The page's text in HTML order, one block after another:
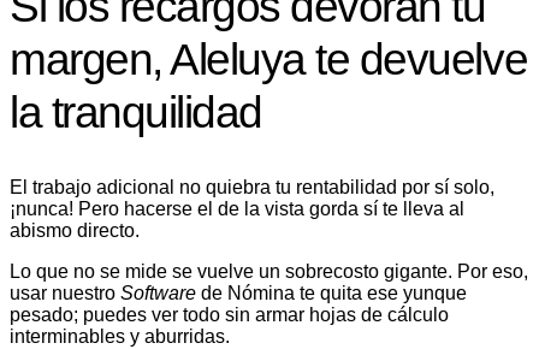
margen, Aleluya te devuelve
la tranquilidad
El trabajo adicional no quiebra tu rentabilidad por sí solo,
¡nunca! Pero hacerse el de la vista gorda sí te lleva al
abismo directo.
Lo que no se mide se vuelve un sobrecosto gigante. Por eso,
usar nuestro Software de Nómina te quita ese yunque
pesado; puedes ver todo sin armar hojas de cálculo
interminables y aburridas.